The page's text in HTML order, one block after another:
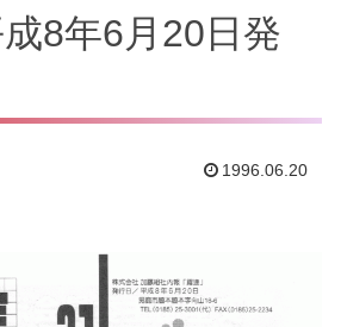
8年6月20日発
1996.06.20